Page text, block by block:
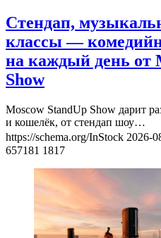
Стендап,
классы —
на каждый день от
Show
Moscow StandUp Show дарит
и кошелёк, от стендап шоу…
https://schema.org/InStock 2026-
657181 1817